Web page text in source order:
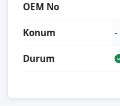
OEM No
Konum -
Durum